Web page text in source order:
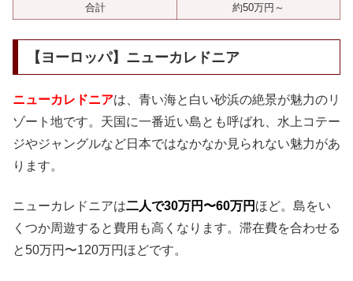
合計
約50万円～
【ヨーロッパ】ニューカレドニア
ニューカレドニアは、青い海と白い砂浜の絶景が魅力のリ
ゾート地です。天国に一番近い島とも呼ばれ、水上コテー
ジやジャングルなど日本ではなかなか見られない魅力があ
ります。
ニューカレドニアは二人で30万円〜60万円 ほど。島をい
くつか周遊すると費用も高くなります。滞在費を合わせる
と50万円〜120万円ほどです。